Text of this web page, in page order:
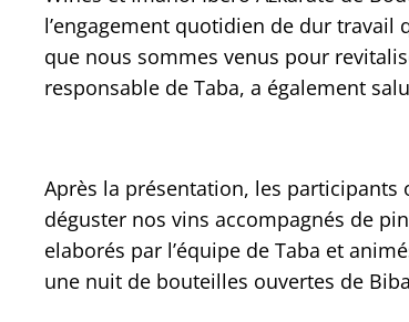
l’engagement quotidien de dur
que nous sommes venus pour
responsable de Taba, a également
Après la présentation, les
déguster nos vins accompagnés de
elaborés par l’équipe de Taba et
une nuit de bouteilles ouvertes de